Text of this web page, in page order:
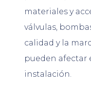
materiales y
válvulas,
calidad y la
pueden afectar
instalación.